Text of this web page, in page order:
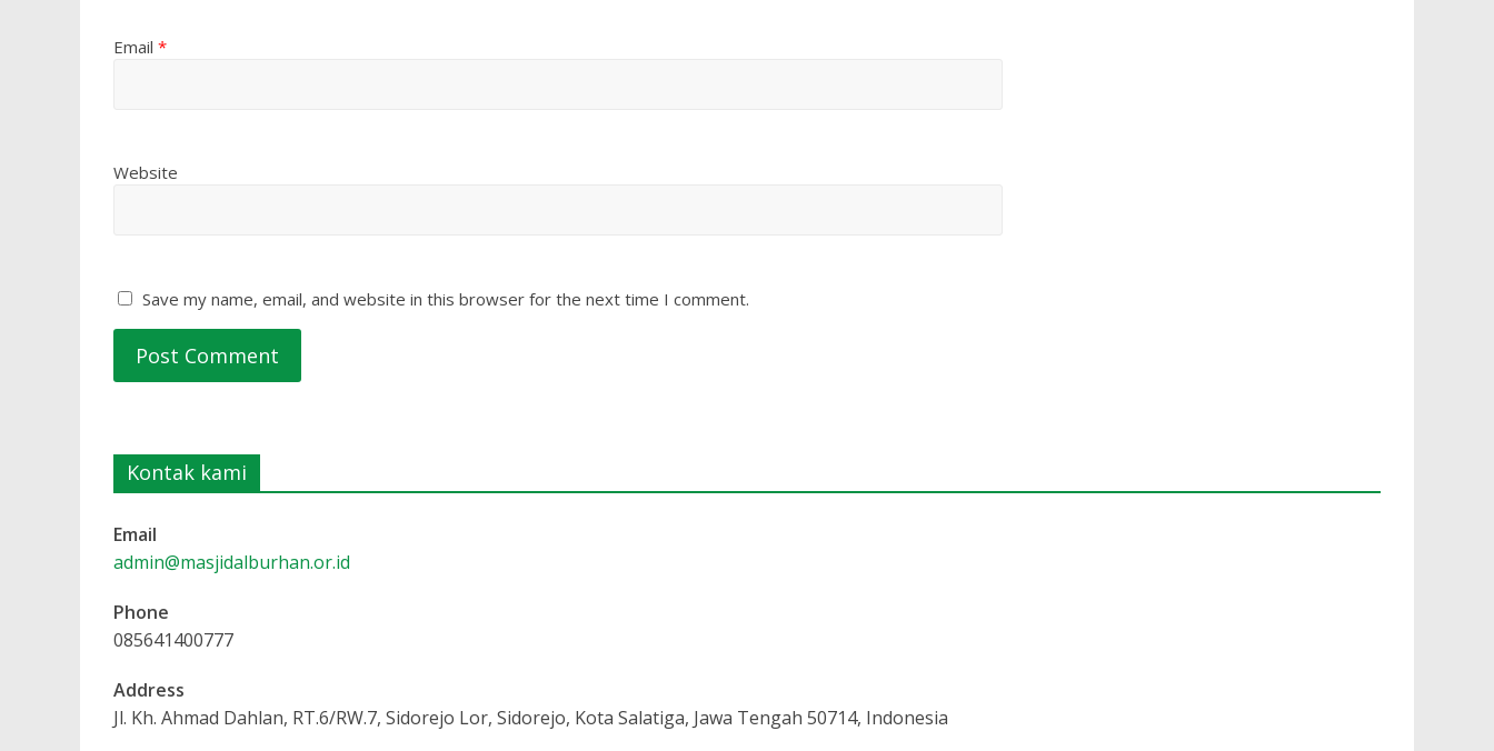
Email *
Website
Save my name, email, and website in this browser for the next time I comment.
Kontak kami
Email
admin@masjidalburhan.or.id
Phone
085641400777
Address
Jl. Kh. Ahmad Dahlan, RT.6/RW.7, Sidorejo Lor, Sidorejo, Kota Salatiga, Jawa Tengah 50714, Indonesia